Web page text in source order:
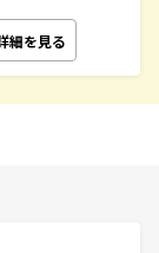
細を見る